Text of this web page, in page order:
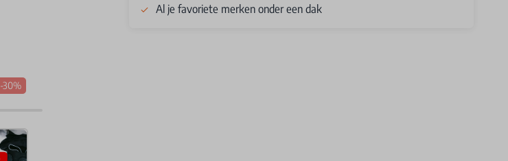
-30%
Al je favoriete merken onder een dak